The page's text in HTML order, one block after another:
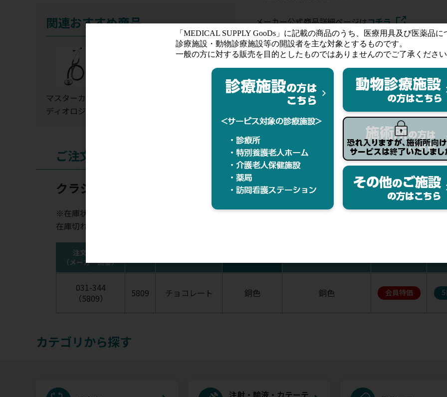
関連おすすめ商品
マスターカー
ディオロジー
ツ・一体成型ダ
メーカー公式商品詳細ページはコチラ
ご注文
クラシックIII ステソスコープ
※在庫状況表示はあくまでも目安となります。
在庫切れの場合はお時間を頂く場合がございます。ご購入ならびにお気に入りの登録にはログインが必要で
注文コード
（メーカー品番）
031-344
（5809）
5809 チョコレート 銅色 銅色 会員特価
カテゴリから探す
注射・輸液・カテーテ